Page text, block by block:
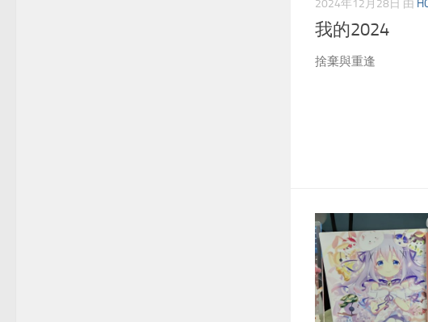
2024年12月28日 由
我的2024
捨棄與重逢